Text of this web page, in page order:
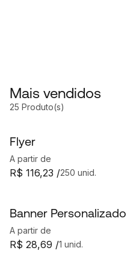
Mais vendidos
25 Produto(s)
Flyer
A partir de
250 unid.
R$ 116,23 /
Banner Personalizado
A partir de
1 unid.
R$ 28,69 /